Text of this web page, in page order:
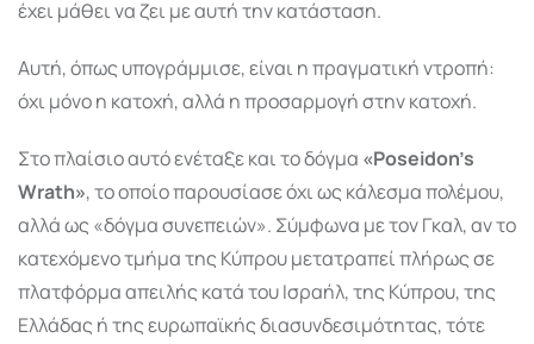
έχει μάθει να ζει με αυτή την κατάσταση.
Αυτή, όπως υπογράμμισε, είναι η πραγματική ντροπή:
όχι μόνο η κατοχή, αλλά η προσαρμογή στην κατοχή.
Στο πλαίσιο αυτό ενέταξε και το δόγμα «Poseidon’s
Wrath», το οποίο παρουσίασε όχι ως κάλεσμα πολέμου,
αλλά ως «δόγμα συνεπειών». Σύμφωνα με τον Γκαλ, αν το
κατεχόμενο τμήμα της Κύπρου μετατραπεί πλήρως σε
πλατφόρμα απειλής κατά του Ισραήλ, της Κύπρου, της
Ελλάδας ή της ευρωπαϊκής διασυνδεσιμότητας, τότε